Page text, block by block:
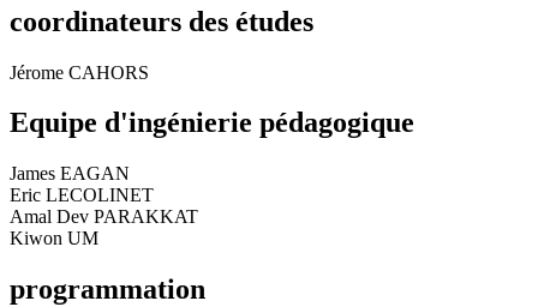
coordinateurs des études
Jérome CAHORS
Equipe d'ingénierie pédagogique
James EAGAN
Eric LECOLINET
Amal Dev PARAKKAT
Kiwon UM
programmation